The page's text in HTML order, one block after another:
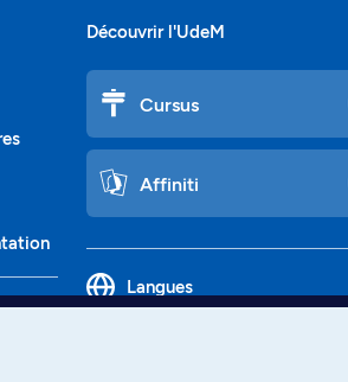
Découvrir l'UdeM
Cursus
Affiniti
Langues